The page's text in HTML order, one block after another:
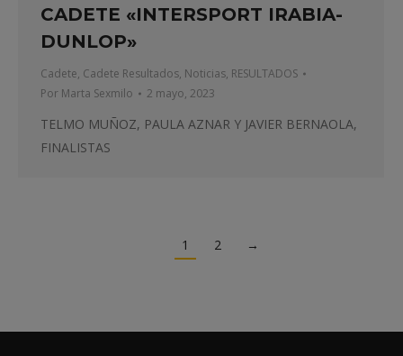
CADETE «INTERSPORT IRABIA-
DUNLOP»
Cadete, Cadete Resultados, Noticias, RESULTADOS
Por Marta Sexmilo 2 mayo, 2023
TELMO MUÑOZ, PAULA AZNAR Y JAVIER BERNAOLA,
FINALISTAS
1 2 →